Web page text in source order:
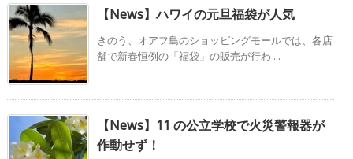
【News】ハワイの元旦福袋が人気
きのう、オアフ島のショッピングモールでは、各店
舗で新春恒例の「福袋」の販売が行わ ...
【News】11 の公立学校で火災警報器が
作動せず！